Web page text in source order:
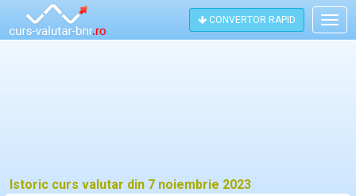
CONVERTOR RAPID
Istoric curs valutar din 7 noiembrie 2023